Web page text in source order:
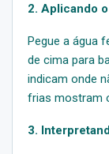
2. Aplicando
Pegue a água
de cima para
indicam onde
frias mostram
3.